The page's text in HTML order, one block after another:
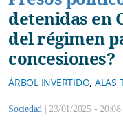
detenidas en
del régimen
concesiones?
ÁRBOL INVERTIDO, ALAS
Sociedad | 23/01/2025 - 20:08